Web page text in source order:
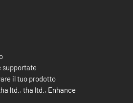
supportate
il tuo prodotto
ltd., tha ltd., Enhance